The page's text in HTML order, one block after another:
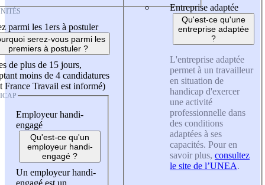
parmi les 1ers à postuler
serez-vous parmi les
premiers à postuler ?
de plus de 15 jours,
moins de 4 candidatures
France Travail est informé)
Employeur handi-
engagé
Qu'est-ce qu'un
employeur handi-
engagé ?
Un employeur handi-
Entreprise adaptée
Qu'est-ce qu'une
entreprise adaptée
?
L'entreprise adaptée
permet à un travailleur
en situation de
handicap d'exercer
une activité
professionnelle dans
des conditions
adaptées à ses
capacités. Pour en
savoir plus, consultez
le site de l’UNEA.